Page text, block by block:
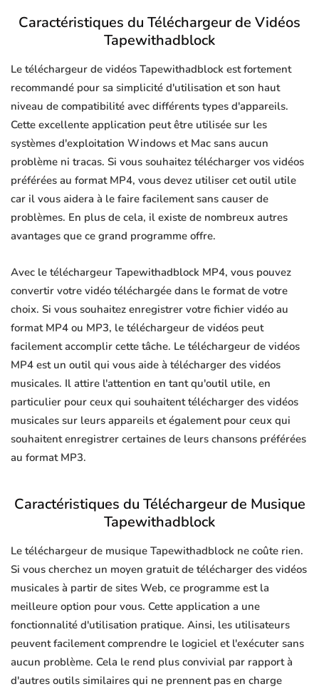
Caractéristiques du Téléchargeur de Vidéos
Tapewithadblock
Le téléchargeur de vidéos Tapewithadblock est fortement
recommandé pour sa simplicité d'utilisation et son haut
niveau de compatibilité avec différents types d'appareils.
Cette excellente application peut être utilisée sur les
systèmes d'exploitation Windows et Mac sans aucun
problème ni tracas. Si vous souhaitez télécharger vos vidéos
préférées au format MP4, vous devez utiliser cet outil utile
car il vous aidera à le faire facilement sans causer de
problèmes. En plus de cela, il existe de nombreux autres
avantages que ce grand programme offre.
Avec le téléchargeur Tapewithadblock MP4, vous pouvez
convertir votre vidéo téléchargée dans le format de votre
choix. Si vous souhaitez enregistrer votre fichier vidéo au
format MP4 ou MP3, le téléchargeur de vidéos peut
facilement accomplir cette tâche. Le téléchargeur de vidéos
MP4 est un outil qui vous aide à télécharger des vidéos
musicales. Il attire l'attention en tant qu'outil utile, en
particulier pour ceux qui souhaitent télécharger des vidéos
musicales sur leurs appareils et également pour ceux qui
souhaitent enregistrer certaines de leurs chansons préférées
au format MP3.
Caractéristiques du Téléchargeur de Musique
Tapewithadblock
Le téléchargeur de musique Tapewithadblock ne coûte rien.
Si vous cherchez un moyen gratuit de télécharger des vidéos
musicales à partir de sites Web, ce programme est la
meilleure option pour vous. Cette application a une
fonctionnalité d'utilisation pratique. Ainsi, les utilisateurs
peuvent facilement comprendre le logiciel et l'exécuter sans
aucun problème. Cela le rend plus convivial par rapport à
d'autres outils similaires qui ne prennent pas en charge